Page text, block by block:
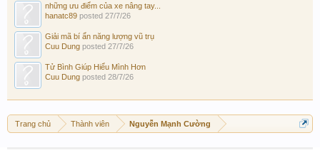
những ưu điểm của xe nâng tay...
hanatc89 posted 27/7/26
Giải mã bí ẩn năng lượng vũ trụ
Cuu Dung posted 27/7/26
Tử Bình Giúp Hiểu Mình Hơn
Cuu Dung posted 28/7/26
Trang chủ Thành viên Nguyễn Mạnh Cường